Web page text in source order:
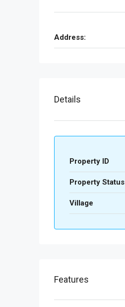
Address:
Details
Property ID
Property Status
Village
Features